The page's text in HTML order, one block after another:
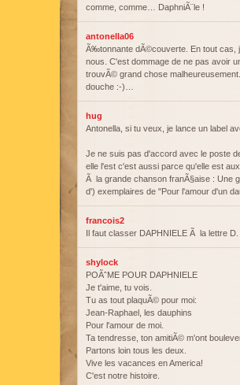
comme, comme… DaphniÃ¨le !
antonella06
Ã‰tonnante dÃ©couverte. En tout cas,
nous. C'est dommage de ne pas avoir
trouvÃ© grand chose
douche :-)…
hug
Antonella, si tu veux, je lance un label
Je ne suis pas d'accord avec le poste
elle l'est c'est aussi parce qu'elle est
Ã la grande chanson franÃ§aise : Une
d') exemplaires de "Pour l'amour d'un
francois2
Il faut classer DAPHNIELE Ã la lettre D.
shylock
POÃˆME POUR DAPHNIELE
Je t'aime, tu vois.
Tu as tout plaquÃ© pour moi:
Jean-Raphael, les dauphins
Pour l'amour de moi.
Ta tendresse, ton amitiÃ© m'ont
Partons loin tous les deux.
Vive les vacances en America!
C'est notre histoire.